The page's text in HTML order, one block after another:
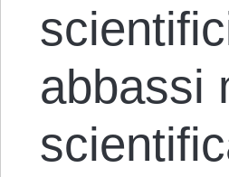
abbassi